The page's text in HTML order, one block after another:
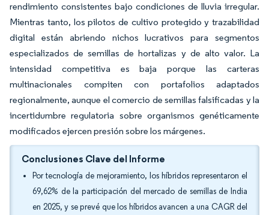
rendimiento consistentes bajo condiciones de lluvia irregular.
Mientras tanto, los pilotos de cultivo protegido y trazabilidad
digital están abriendo nichos lucrativos para segmentos
especializados de semillas de hortalizas y de alto valor. La
intensidad competitiva es baja porque las carteras
multinacionales compiten con portafolios adaptados
regionalmente, aunque el comercio de semillas falsificadas y la
incertidumbre regulatoria sobre organismos genéticamente
modificados ejercen presión sobre los márgenes.
Conclusiones Clave del Informe
Por tecnología de mejoramiento, los híbridos representaron el
69,62% de la participación del mercado de semillas de India
en 2025, y se prevé que los híbridos avancen a una CAGR del